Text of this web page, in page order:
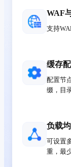
WAF
支持
缓存
配置节
缀，目
负载
可设置
重，最